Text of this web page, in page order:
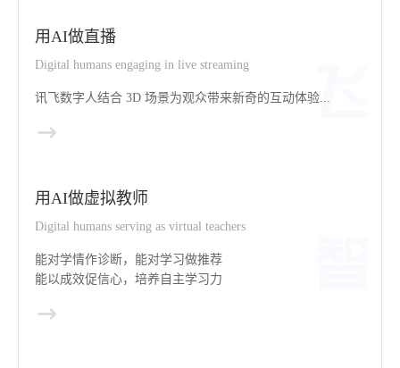
用AI做直播
Digital humans engaging in live streaming
讯飞数字人结合 3D 场景为观众带来新奇的互动体验...
用AI做虚拟教师
Digital humans serving as virtual teachers
能对学情作诊断，能对学习做推荐
能以成效促信心，培养自主学习力